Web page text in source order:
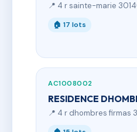
📍 4 r sainte-marie
🏠 17 lots
AC1008002
RESIDENCE
📍 4 r dhombres firmas